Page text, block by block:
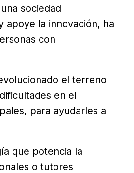
sociedad
apoye la innovación, ha
con
el terreno
en el
para ayudarles a
que potencia la
o tutores